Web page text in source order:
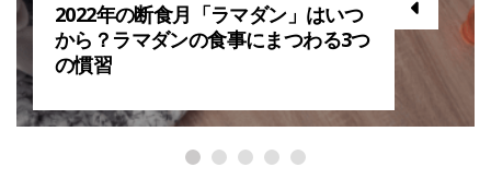
2022年の断食月「ラマダン」はいつ
から？ラマダンの食事にまつわる3つ
の慣習